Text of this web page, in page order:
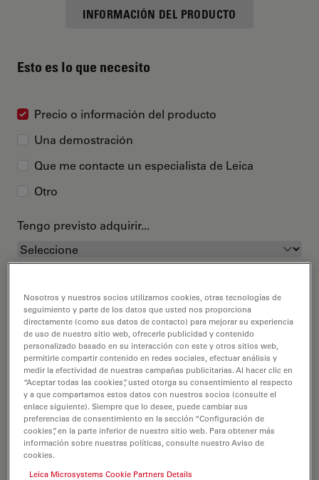
INFORMACIÓN DEL PRODUCTO
Esto es lo que necesito
Precio o información del producto
Una demostración
Que me contacte un especialista de Leica
Otro
Tengo previsto adquirir...
Este es mi perfil
Título académico opcional
Nombre
Nosotros y nuestros socios utilizamos cookies, otras tecnologías de
seguimiento y parte de los datos que usted nos proporciona
directamente (como sus datos de contacto) para mejorar su experiencia
de uso de nuestro sitio web, ofrecerle publicidad y contenido
personalizado basado en su interacción con este y otros sitios web,
permitirle compartir contenido en redes sociales, efectuar análisis y
medir la efectividad de nuestras campañas publicitarias. Al hacer clic en
“Aceptar todas las cookies”, usted otorga su consentimiento al respecto
y a que compartamos estos datos con nuestros socios (consulte el
enlace siguiente). Siempre que lo desee, puede cambiar sus
preferencias de consentimiento en la sección “Configuración de
cookies”, en la parte inferior de nuestro sitio web. Para obtener más
información sobre nuestras políticas, consulte nuestro Aviso de
cookies.
Leica Microsystems Cookie Partners Details